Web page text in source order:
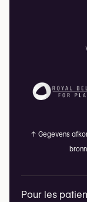
↑ Gegevens
Pour les